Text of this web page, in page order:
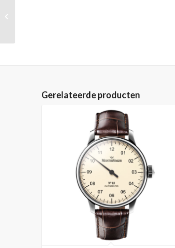
Gerelateerde producten